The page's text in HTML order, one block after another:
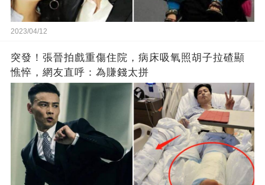
2023/04/12
突發！張晉拍戲重傷住院，病床吸氧照胡子拉碴顯
憔悴，網友直呼：為賺錢太拼